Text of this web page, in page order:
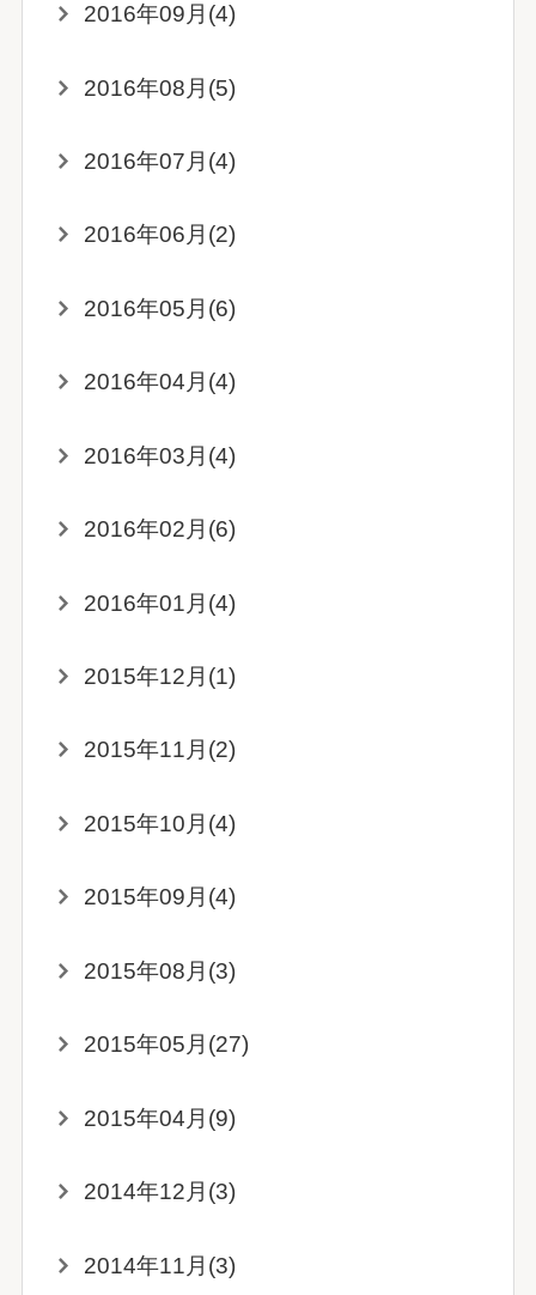
2016年09月(4)
2016年08月(5)
2016年07月(4)
2016年06月(2)
2016年05月(6)
2016年04月(4)
2016年03月(4)
2016年02月(6)
2016年01月(4)
2015年12月(1)
2015年11月(2)
2015年10月(4)
2015年09月(4)
2015年08月(3)
2015年05月(27)
2015年04月(9)
2014年12月(3)
2014年11月(3)